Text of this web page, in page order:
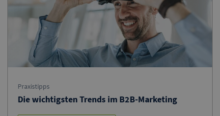
Praxistipps
Die wichtigsten Trends im B2B-Marketing